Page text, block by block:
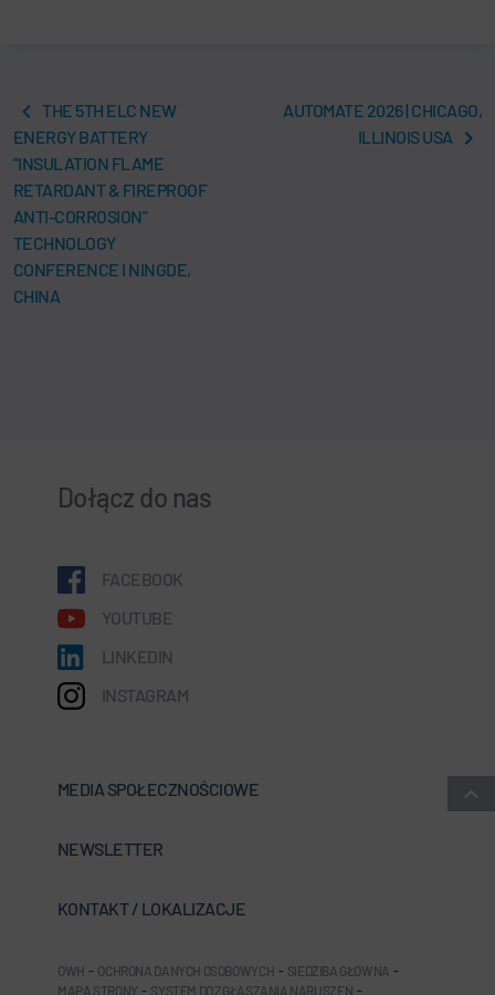
THE 5TH ELC NEW
ENERGY BATTERY
"INSULATION FLAME
RETARDANT & FIREPROOF
ANTI-CORROSION"
TECHNOLOGY
CONFERENCE I NINGDE,
CHINA
AUTOMATE 2026 | CHICAGO,
ILLINOIS USA
Dołącz do nas
FACEBOOK
YOUTUBE
LINKEDIN
INSTAGRAM
MEDIA SPOŁECZNOŚCIOWE
NEWSLETTER
KONTAKT / LOKALIZACJE
OWH - OCHRONA DANYCH OSOBOWYCH - SIEDZIBA GŁÓWNA -
MAPA STRONY - SYSTEM DO ZGŁASZANIA NARUSZEŃ -